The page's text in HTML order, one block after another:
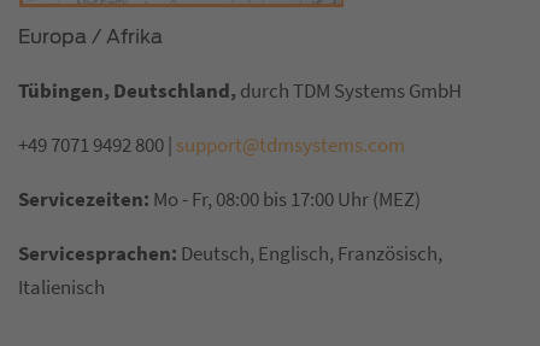
Europa / Afrika
Tübingen, Deutschland, durch TDM Systems GmbH
+49 7071 9492 800 | support@tdmsystems.com
Servicezeiten: Mo - Fr, 08:00 bis 17:00 Uhr (MEZ)
Servicesprachen: Deutsch, Englisch, Französisch,
Italienisch